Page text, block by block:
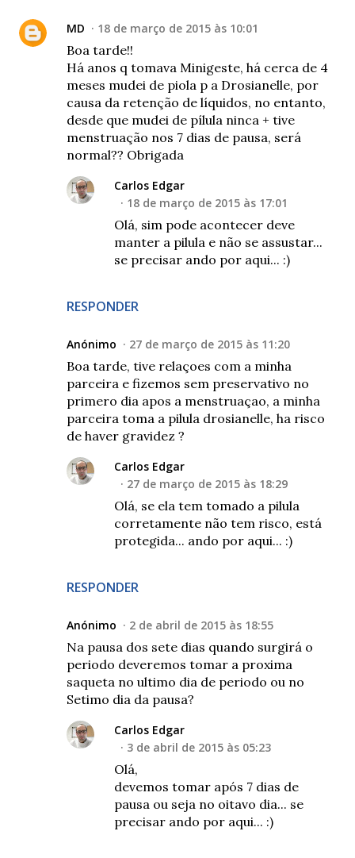
MD 18 de março de 2015 às 10:01
Boa tarde!!
Há anos q tomava Minigeste, há cerca de 4
meses mudei de piola p a Drosianelle, por
causa da retenção de líquidos, no entanto,
desde que mudei de pílula ninca + tive
menstruação nos 7 dias de pausa, será
normal?? Obrigada
RESPONDER
Carlos Edgar
18 de março de 2015 às 17:01
Olá, sim pode acontecer deve
manter a pilula e não se assustar...
se precisar ando por aqui... :)
Anónimo 27 de março de 2015 às 11:20
Boa tarde, tive relaçoes com a minha
parceira e fizemos sem preservativo no
primero dia apos a menstruaçao, a minha
parceira toma a pilula drosianelle, ha risco
de haver gravidez ?
RESPONDER
Carlos Edgar
27 de março de 2015 às 18:29
Olá, se ela tem tomado a pilula
corretamente não tem risco, está
protegida... ando por aqui... :)
Anónimo 2 de abril de 2015 às 18:55
Na pausa dos sete dias quando surgirá o
periodo deveremos tomar a proxima
saqueta no ultimo dia de periodo ou no
Setimo dia da pausa?
Carlos Edgar
3 de abril de 2015 às 05:23
Olá,
devemos tomar após 7 dias de
pausa ou seja no oitavo dia... se
precisar ando por aqui... :)